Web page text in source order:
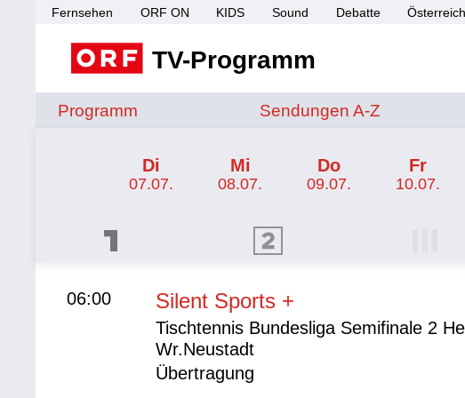
Fernsehen ORF ON KIDS Sound Debatte Österreich
TV-Programm
Programm Sendungen von A bis Z
Sendungen A-Z
Di
07.07.
Mi
08.07.
Do
09.07.
Fr
10.07.
ORF 2 Programm
06:00 Silent Sports +
Tischtennis Bundesliga Semifinale 2
Wr.Neustadt
Übertragung